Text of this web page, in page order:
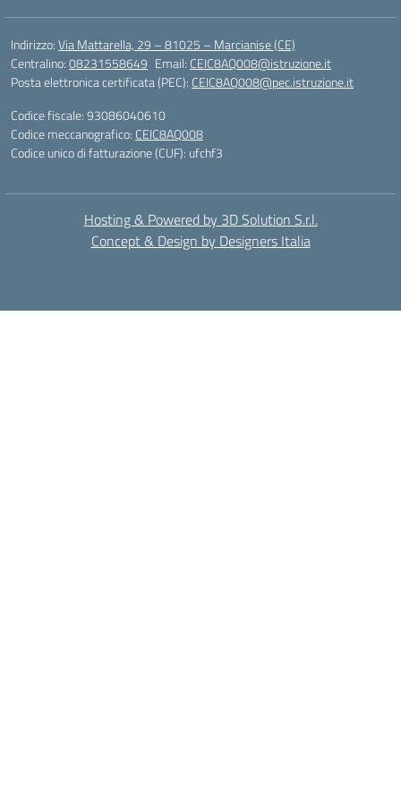
Indirizzo:Via Mattarella, 29 – 81025 – Marcianise (CE)
Centralino:08231558649 Email: CEIC8AQ008@istruzione.it
Posta elettronica certificata (PEC): CEIC8AQ008@pec.istruzione.it
Codice fiscale: 93086040610
Codice meccanografico: CEIC8AQ008
Codice unico di fatturazione (CUF): ufchf3
Hosting & Powered by 3D Solution S.r.l.
Concept & Design by Designers Italia